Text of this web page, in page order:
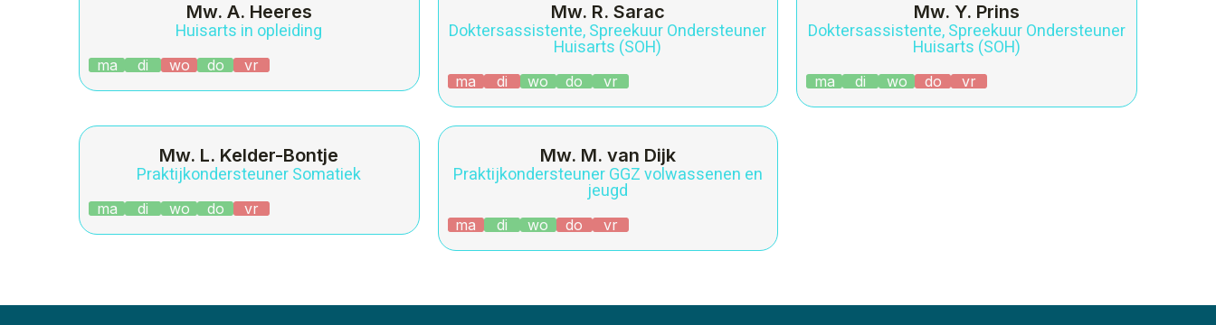
Mw. A. Heeres
Huisarts in opleiding
ma di wo do vr
Mw. R. Sarac
Doktersassistente, Spreekuur Ondersteuner
Huisarts (SOH)
ma di wo do vr
Mw. Y. Prins
Doktersassistente, Spreekuur Ondersteuner
Huisarts (SOH)
ma di wo do vr
Mw. L. Kelder-Bontje
Praktijkondersteuner Somatiek
ma di wo do vr
Mw. M. van Dijk
Praktijkondersteuner GGZ volwassenen en
jeugd
ma di wo do vr